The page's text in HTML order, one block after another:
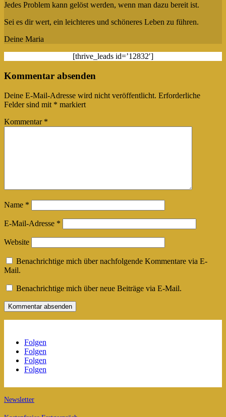
Jedes Problem kann gelöst werden, wenn man dazu bereit ist.
Sei es dir wert, ein leichteres und schöneres Leben zu führen.
Deine Maria
[thrive_leads id=’12832′]
Kommentar absenden
Deine E-Mail-Adresse wird nicht veröffentlicht. Erforderliche
Felder sind mit * markiert
Kommentar *
Name *
E-Mail-Adresse *
Website
Benachrichtige mich über nachfolgende Kommentare via E-
Mail.
Benachrichtige mich über neue Beiträge via E-Mail.
Folgen
Folgen
Folgen
Folgen
Newsletter